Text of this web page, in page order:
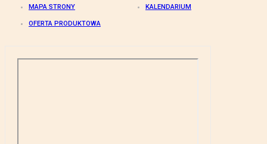
MAPA STRONY KALENDARIUM
OFERTA PRODUKTOWA